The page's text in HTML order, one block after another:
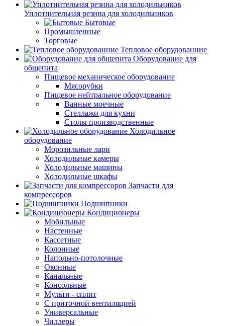
Уплотнительная резина для холодильников
Бытовые
Промышленные
Торговые
Тепловое оборудованние
Оборудование для
общепита
Пищевое механическое оборудование
Мясорубки
Пищевое нейтральное оборудование
Ванные моечные
Стеллажи для кухни
Столы производственные
Холодильное
оборудование
Морозильные лари
Холодильные камеры
Холодильные машины
Холодильные шкафы
Запчасти для
компрессоров
Подшипники
Кондиционеры
Мобильные
Настенные
Кассетные
Колонные
Напольно-потолочные
Оконные
Канальные
Консольные
Мульти - сплит
С приточной вентиляцией
Универсальные
Чиллеры